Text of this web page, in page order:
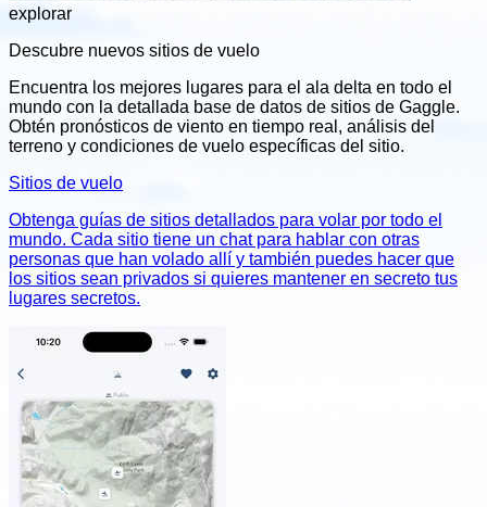
explorar
Descubre nuevos sitios de vuelo
Encuentra los mejores lugares para el ala delta en todo el
mundo con la detallada base de datos de sitios de Gaggle.
Obtén pronósticos de viento en tiempo real, análisis del
terreno y condiciones de vuelo específicas del sitio.
Sitios de vuelo
Obtenga guías de sitios detallados para volar por todo el
mundo. Cada sitio tiene un chat para hablar con otras
personas que han volado allí y también puedes hacer que
los sitios sean privados si quieres mantener en secreto tus
lugares secretos.